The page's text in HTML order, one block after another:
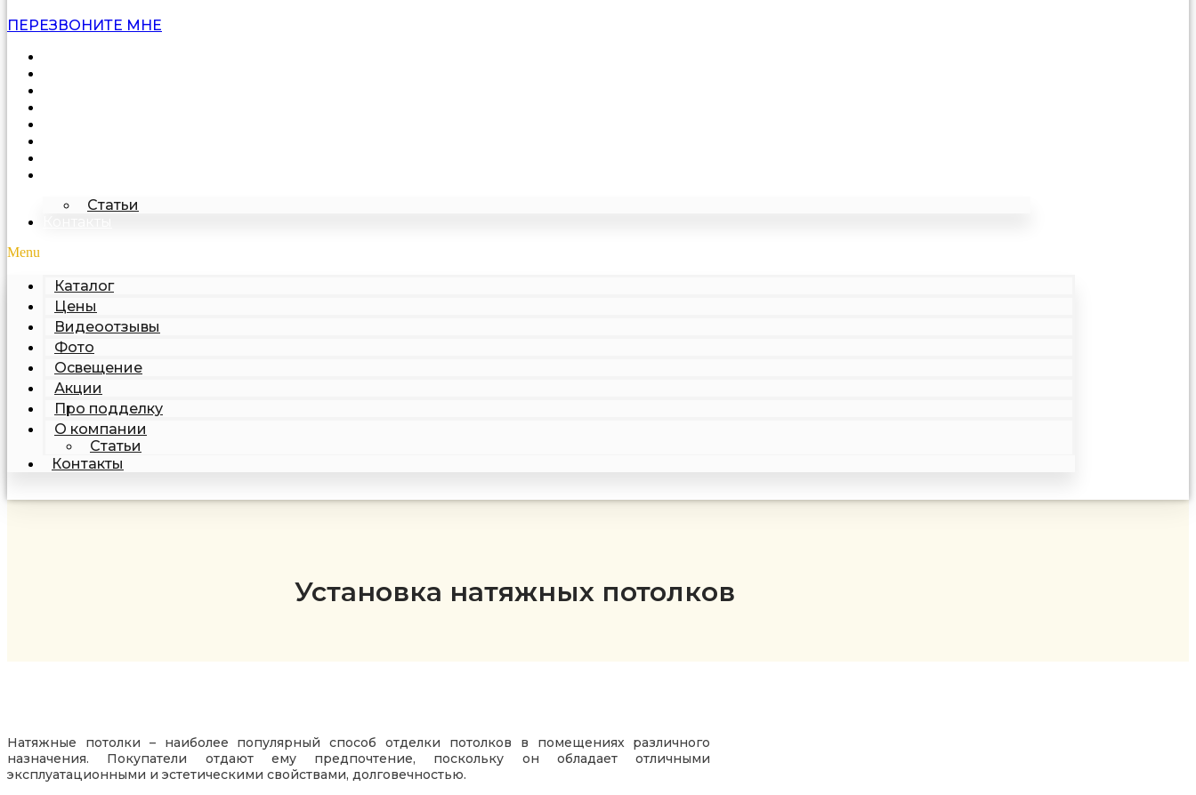
ПЕРЕЗВОНИТЕ МНЕ
Статьи
Menu
Каталог
Цены
Видеоотзывы
Фото
Освещение
Акции
Про подделку
О компании
Статьи
Контакты
Установка натяжных потолков
Натяжные потолки – наиболее популярный способ отделки потолков в помещениях различного
назначения. Покупатели отдают ему предпочтение, поскольку он обладает отличными
эксплуатационными и эстетическими свойствами, долговечностью.